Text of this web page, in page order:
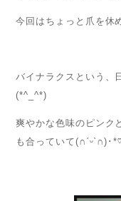
今回はちょっと爪を休
バイナラクスという、
(*^_^*)
爽やかな色味のピンク
も合っていて(∩ˊᵕˋ∩)･*♡